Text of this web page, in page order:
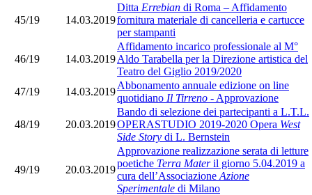
45/19 14.03.2019
Ditta Errebian di Roma – Affidamento
fornitura materiale di cancelleria e cartucce
per stampanti
46/19 14.03.2019
Affidamento incarico professionale al M°
Aldo Tarabella per la Direzione artistica del
Teatro del Giglio 2019/2020
47/19
14.03.2019
Abbonamento annuale edizione on line
quotidiano Il Tirreno - Approvazione
48/19 20.03.2019
Bando di selezione dei partecipanti a L.T.L.
OPERASTUDIO 2019-2020 Opera West
Side Story di L. Bernstein
49/19 20.03.2019
Approvazione realizzazione serata di letture
poetiche Terra Materil giorno 5.04.2019 a
cura dell’Associazione Azione
Sperimentale di Milano